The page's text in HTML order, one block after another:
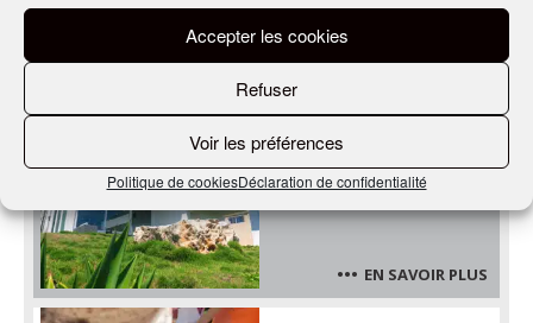
Accepter les cookies
Refuser
Voir les préférences
Politique de cookiesDéclaration de confidentialité
Une villa immaculée
face à l’immensité
turquoise
EN SAVOIR PLUS